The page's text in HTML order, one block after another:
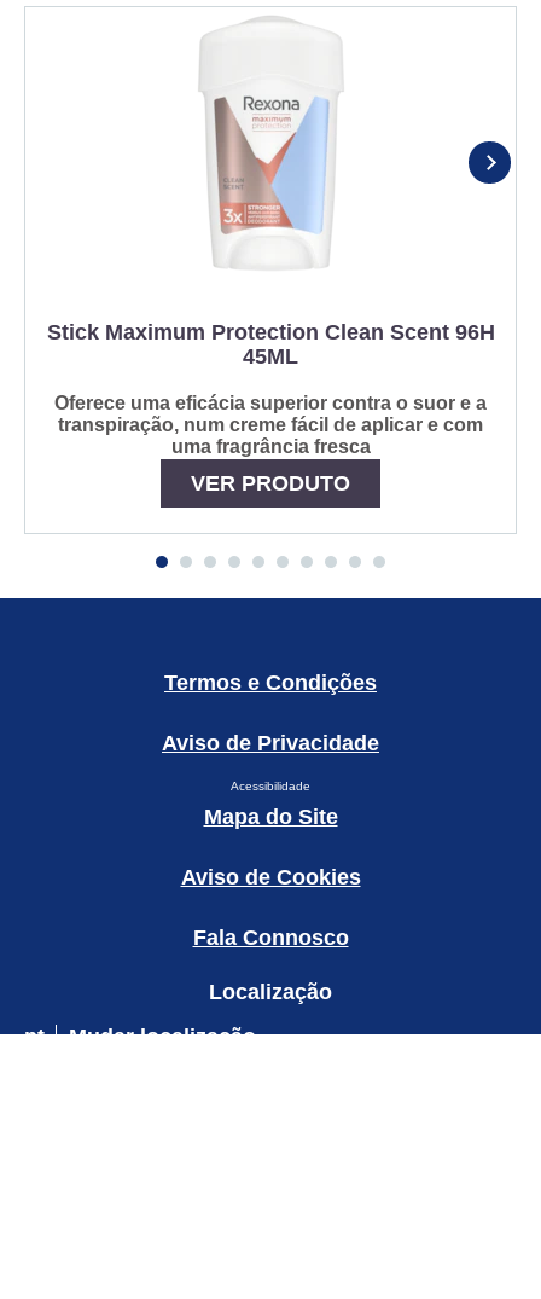
Stick Maximum Protection Clean Scent 96H
45ML
Oferece uma eficácia superior contra o suor e a
transpiração, num creme fácil de aplicar e com
uma fragrância fresca
VER PRODUTO
Termos e Condições
Aviso de Privacidade
Acessibilidade
Mapa do Site
Aviso de Cookies
Fala Connosco
Localização
pt
Mudar localização